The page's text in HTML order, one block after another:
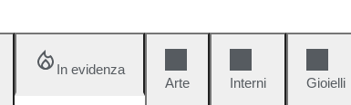
In evidenza
Arte
Interni Gioielli